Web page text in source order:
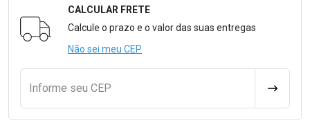
Formulário para Calcular o Frete
CALCULAR FRETE
Calcule o prazo e o valor das suas entregas
Não sei meu CEP
Informe seu CEP